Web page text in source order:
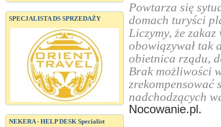
SPECJALISTA DS SPRZEDAŻY
NEKERA - HELP DESK Specialist
Powtarza się
domach turyści
Liczymy, że
obowiązywał tak
obietnica rządu,
Brak możliwości
zrekompensować
nadchodzących
Nocowanie.pl.